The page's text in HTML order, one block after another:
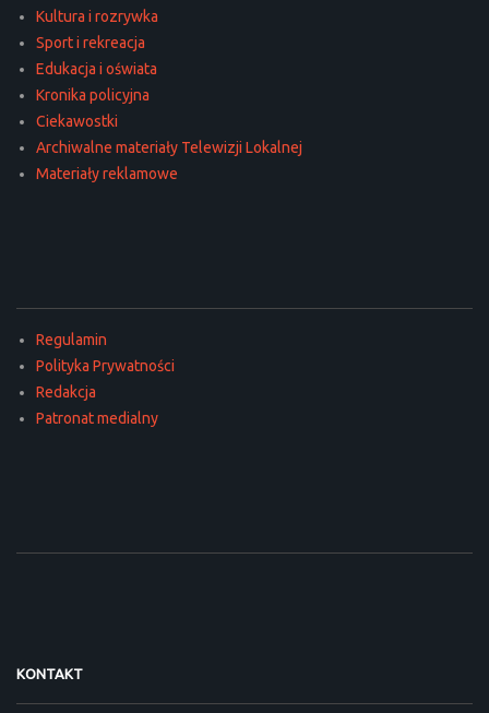
Kultura i rozrywka
Sport i rekreacja
Edukacja i oświata
Kronika policyjna
Ciekawostki
Archiwalne materiały Telewizji Lokalnej
Materiały reklamowe
Regulamin
Polityka Prywatności
Redakcja
Patronat medialny
KONTAKT